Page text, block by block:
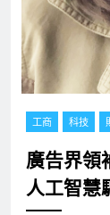
工商 科技
廣告界領
人工智慧